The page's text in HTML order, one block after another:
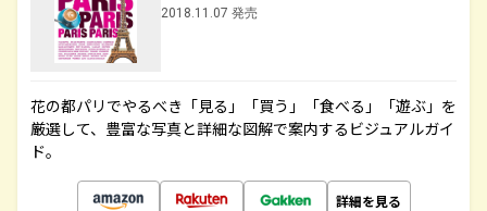
2018.11.07 発売
花の都パリでやるべき「見る」「買う」「食べる」「遊ぶ」を
厳選して、豊富な写真と詳細な図解で案内するビジュアルガイ
ド。
詳細を見る